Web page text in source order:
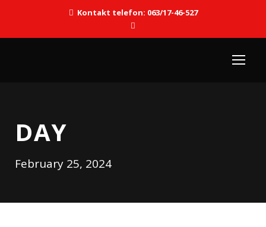
Kontakt telefon: 063/17-46-527
DAY
February 25, 2024